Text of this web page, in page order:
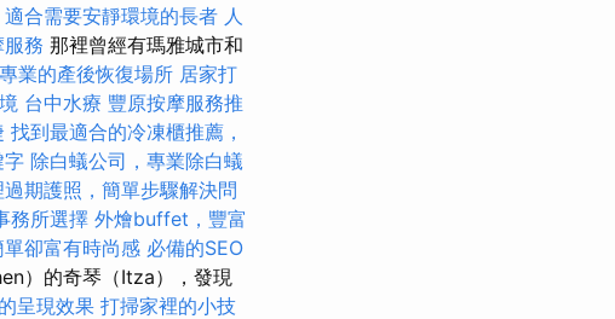
合需要安靜環境的長者 人
務 那裡曾經有瑪雅城市和
業的產後恢復場所 居家打
台中水療 豐原按摩服務推
找到最適合的冷凍櫃推薦，
字 除白蟻公司，專業除白蟻
期護照，簡單步驟解決問
務所選擇 外燴buffet，豐富
卻富有時尚感 必備的SEO
）的奇琴（Itza），發現
呈現效果 打掃家裡的小技